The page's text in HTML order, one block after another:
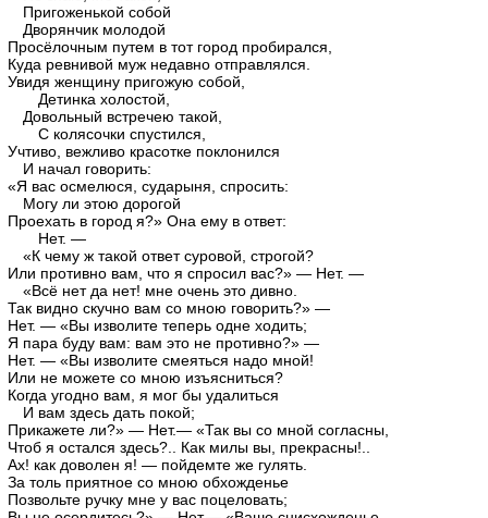
Пригоженькой собой
Дворянчик молодой
Просёлочным путем в тот город пробирался,
Куда ревнивой муж недавно отправлялся.
Увидя женщину пригожую собой,
Детинка холостой,
Довольный встречею такой,
С колясочки спустился,
Учтиво, вежливо красотке поклонился
И начал говорить:
«Я вас осмелюся, сударыня, спросить:
Могу ли этою дорогой
Проехать в город я?» Она ему в ответ:
Нет. —
«К чему ж такой ответ суровой, строгой?
Или противно вам, что я спросил вас?» — Нет. —
«Всё нет да нет! мне очень это дивно.
Так видно скучно вам со мною говорить?» —
Нет. — «Вы изволите теперь одне ходить;
Я пара буду вам: вам это не противно?» —
Нет. — «Вы изволите смеяться надо мной!
Или не можете со мною изъясниться?
Когда угодно вам, я мог бы удалиться
И вам здесь дать покой;
Прикажете ли?» — Нет.— «Так вы со мной согласны,
Чтоб я остался здесь?.. Как милы вы, прекрасны!..
Ах! как доволен я! — пойдемте же гулять.
За толь приятное со мною обхожденье
Позвольте ручку мне у вас поцеловать;